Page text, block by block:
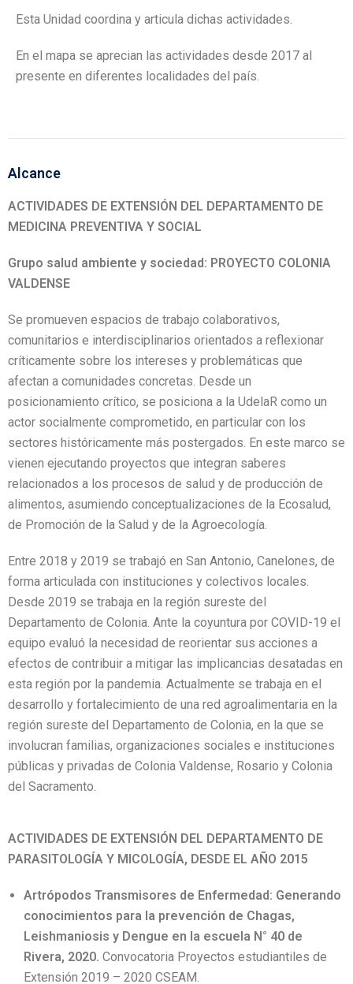
Esta Unidad coordina y articula dichas actividades.
En el mapa se aprecian las actividades desde 2017 al
presente en diferentes localidades del país.
Alcance
ACTIVIDADES DE EXTENSIÓN DEL DEPARTAMENTO DE
MEDICINA PREVENTIVA Y SOCIAL
Grupo salud ambiente y sociedad: PROYECTO COLONIA
VALDENSE
Se promueven espacios de trabajo colaborativos,
comunitarios e interdisciplinarios orientados a reflexionar
críticamente sobre los intereses y problemáticas que
afectan a comunidades concretas. Desde un
posicionamiento crítico, se posiciona a la UdelaR como un
actor socialmente comprometido, en particular con los
sectores históricamente más postergados. En este marco se
vienen ejecutando proyectos que integran saberes
relacionados a los procesos de salud y de producción de
alimentos, asumiendo conceptualizaciones de la Ecosalud,
de Promoción de la Salud y de la Agroecología.
Entre 2018 y 2019 se trabajó en San Antonio, Canelones, de
forma articulada con instituciones y colectivos locales.
Desde 2019 se trabaja en la región sureste del
Departamento de Colonia. Ante la coyuntura por COVID-19 el
equipo evaluó la necesidad de reorientar sus acciones a
efectos de contribuir a mitigar las implicancias desatadas en
esta región por la pandemia. Actualmente se trabaja en el
desarrollo y fortalecimiento de una red agroalimentaria en la
región sureste del Departamento de Colonia, en la que se
involucran familias, organizaciones sociales e instituciones
públicas y privadas de Colonia Valdense, Rosario y Colonia
del Sacramento.
ACTIVIDADES DE EXTENSIÓN DEL DEPARTAMENTO DE
PARASITOLOGÍA Y MICOLOGÍA, DESDE EL AÑO 2015
Artrópodos Transmisores de Enfermedad: Generando
conocimientos para la prevención de Chagas,
Leishmaniosis y Dengue en la escuela N° 40 de
Rivera, 2020. Convocatoria Proyectos estudiantiles de
Extensión 2019 – 2020 CSEAM.